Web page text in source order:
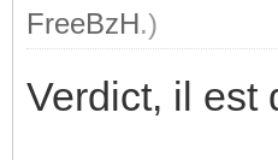
FreeBzH.)
Verdict, il est